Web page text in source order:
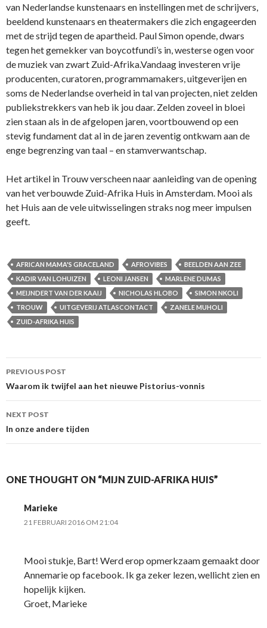
van Nederlandse kunstenaars en instellingen met de schrijvers,
beeldend kunstenaars en theatermakers die zich engageerden
met de strijd tegen de apartheid. Paul Simon opende, dwars
tegen het gemekker van boycotfundi’s in, westerse ogen voor
de muziek van zwart Zuid-Afrika.Vandaag investeren vrije
producenten, curatoren, programmamakers, uitgeverijen en
soms de Nederlandse overheid in tal van projecten, niet zelden
publiekstrekkers van heb ik jou daar. Zelden zoveel in bloei
zien staan als in de afgelopen jaren, voortbouwend op een
stevig fundament dat al in de jaren zeventig ontkwam aan de
enge begrenzing van taal – en stamverwantschap.
Het artikel in Trouw verscheen naar aanleiding van de opening
van het verbouwde Zuid-Afrika Huis in Amsterdam. Mooi als
het Huis aan de vele uitwisselingen straks nog meer impulsen
geeft.
AFRICAN MAMA'S GRACELAND AFROVIBES
BEELDEN AAN ZEE
KADIR VAN LOHUIZEN
LEONI JANSEN
MARLENE DUMAS
MEIJNDERT VAN DER KAAIJ
NICHOLAS HLOBO
SIMON NKOLI
TROUW
UITGEVERIJ ATLASCONTACT
ZANELE MUHOLI
ZUID-AFRIKA HUIS
Post
navigation
PREVIOUS POST
Waarom ik twijfel aan het nieuwe Pistorius-vonnis
NEXT POST
In onze andere tijden
ONE THOUGHT ON “MIJN ZUID-AFRIKA HUIS”
Marieke
21 FEBRUARI 2016 OM 21:04
Mooi stukje, Bart! Werd erop opmerkzaam gemaakt door
Annemarie op facebook. Ik ga zeker lezen, wellicht zien en
hopelijk kijken.
Groet, Marieke